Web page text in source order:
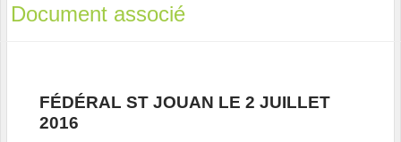
Document associé
FÉDÉRAL ST JOUAN LE 2 JUILLET
2016